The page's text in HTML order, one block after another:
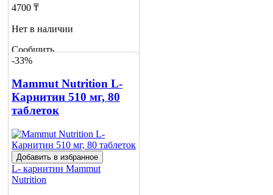
4700 ₸
Нет в наличии
Сообщить
о наличии
-33%
Mammut Nutrition L-
Карнитин 510 мг, 80
таблеток
Добавить в избранное
L- карнитин Mammut
Nutrition